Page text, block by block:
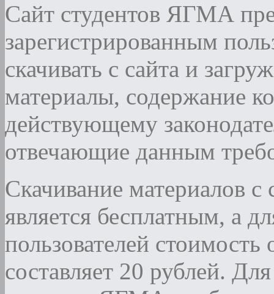
Сайт студентов ЯГМА
зарегистрированным
скачивать с сайта и
материалы, содержание
действующему
отвечающие данным
Скачивание материалов
является бесплатным, а
пользователей
составляет 20 рублей.